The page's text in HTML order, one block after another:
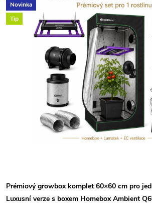
Novinka
Tip
Prémiový growbox komplet 60×60 cm pro
Luxusní verze s boxem Homebox Ambient